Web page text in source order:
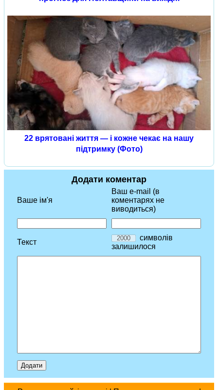
22 врятовані життя — і кожне чекає на нашу
підтримку (Фото)
Додати коментар
Ваше ім'я
Ваш e-mail (в
коментарях не
виводиться)
Текст
символів
залишилося